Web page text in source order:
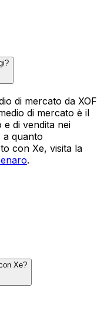
di mercato da XOF
di mercato è il
di vendita nei
a quanto
con Xe, visita la
.
Xe?